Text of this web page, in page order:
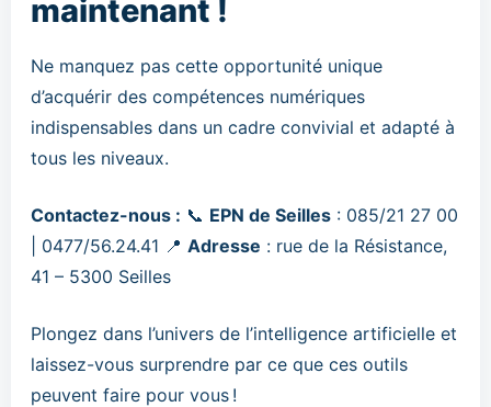
maintenant !
Ne manquez pas cette opportunité unique
d’acquérir des compétences numériques
indispensables dans un cadre convivial et adapté à
tous les niveaux.
Contactez-nous : 📞 EPN de Seilles: 085/21 27 00
| 0477/56.24.41 📍 Adresse : rue de la Résistance,
41 – 5300 Seilles
Plongez dans l’univers de l’intelligence artificielle et
laissez-vous surprendre par ce que ces outils
peuvent faire pour vous !